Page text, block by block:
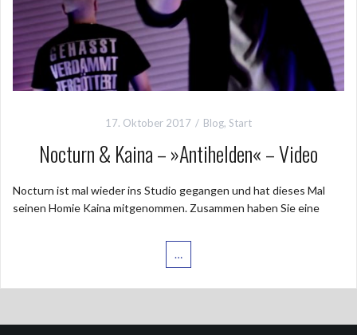
17. Oktober 2017 Blog, Start
Nocturn & Kaina – »Antihelden« – Video
Nocturn ist mal wieder ins Studio gegangen und hat dieses Mal
seinen Homie Kaina mitgenommen. Zusammen haben Sie eine
…